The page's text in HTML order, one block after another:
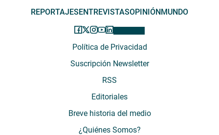
REPORTAJESENTREVISTASOPINIÓNMUNDO
Política de Privacidad
Suscripción Newsletter
RSS
Editoriales
Breve historia del medio
¿Quiénes Somos?